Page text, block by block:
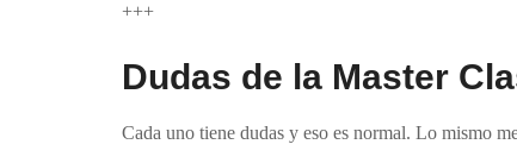
+++
Dudas de la Master
Cada uno tiene dudas y eso es normal. Lo mismo